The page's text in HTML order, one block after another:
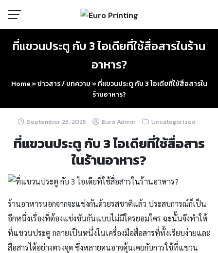
content
ที่แขวนประตู กับ 3 ไอเดียที่ใช้สื่อสารในร้าน
อาหาร?
Home»ข่าวสาร / บทความ»ที่แขวนประตู กับ 3 ไอเดียที่ใช้สื่อสารใน
ร้านอาหาร?
September 23, 2025 Euro Admin Uncategorized
ที่แขวนประตู กับ 3 ไอเดียที่ใช้สื่อสาร
ในร้านอาหาร?
ร้านอาหารนอกจากจะแข่งกันด้วยรสชาติแล้ว ประสบการณ์ก็เป็น
อีกหนึ่งเรื่องที่ต้องแข่งขันกันแบบไม่มีใครยอมใคร ฉะนั้นจึงทำให้
ที่แขวนประตู กลายเป็นหนึ่งในเครื่องมือสื่อสารที่ทั้งเรียบง่ายและ
สื่อสารได้อย่างตรงจุด ซึ่งหลายคนอาจคุ้นเคยกับการใช้ที่แขวน